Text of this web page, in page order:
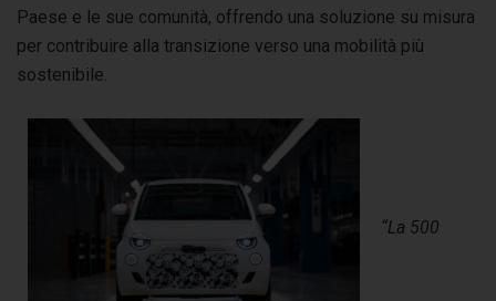
Paese e le sue comunità, offrendo una soluzione su misura
per contribuire alla transizione verso una mobilità più
sostenibile.
“La 500